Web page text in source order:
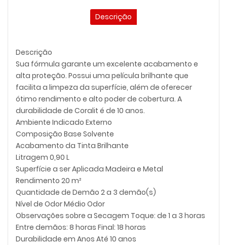
Descrição
Descrição
Sua fórmula garante um excelente acabamento e
alta proteção. Possui uma película brilhante que
facilita a limpeza da superfície, além de oferecer
ótimo rendimento e alto poder de cobertura. A
durabilidade de Coralit é de 10 anos.
Ambiente Indicado Externo
Composição Base Solvente
Acabamento da Tinta Brilhante
Litragem 0,90 L
Superfície a ser Aplicada Madeira e Metal
Rendimento 20 m²
Quantidade de Demão 2 a 3 demão(s)
Nível de Odor Médio Odor
Observações sobre a Secagem Toque: de 1 a 3 horas
Entre demãos: 8 horas Final: 18 horas
Durabilidade em Anos Até 10 anos